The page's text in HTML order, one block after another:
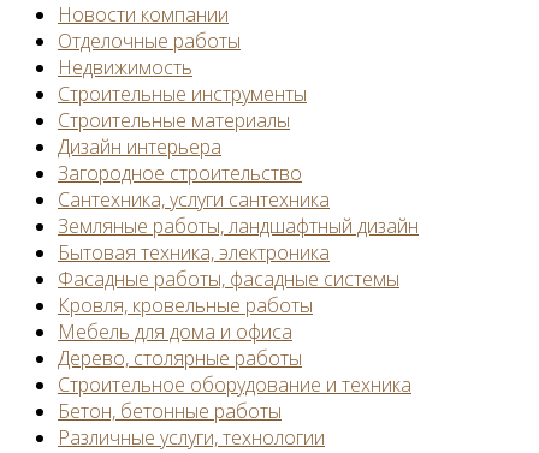
Новости компании
Отделочные работы
Недвижимость
Строительные инструменты
Строительные материалы
Дизайн интерьера
Загородное строительство
Сантехника, услуги сантехника
Земляные работы, ландшафтный дизайн
Бытовая техника, электроника
Фасадные работы, фасадные системы
Кровля, кровельные работы
Мебель для дома и офиса
Дерево, столярные работы
Строительное оборудование и техника
Бетон, бетонные работы
Различные услуги, технологии